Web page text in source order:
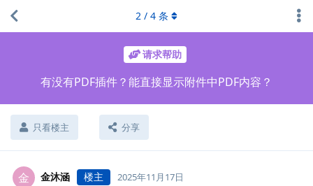
请求帮助
有没有PDF插件？能直接显示附件中PDF内容？
只看楼主 分享
2 / 4 条
金 金沐涵 楼主 2025年11月17日